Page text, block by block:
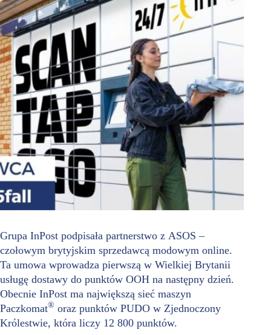
Grupa InPost podpisała partnerstwo z ASOS –
czołowym brytyjskim sprzedawcą modowym online.
Ta umowa wprowadza pierwszą w Wielkiej Brytanii
usługę dostawy do punktów OOH na następny dzień.
Obecnie InPost ma największą sieć maszyn
Paczkomat® oraz punktów PUDO w Zjednoczony
Królestwie, która liczy 12 800 punktów.